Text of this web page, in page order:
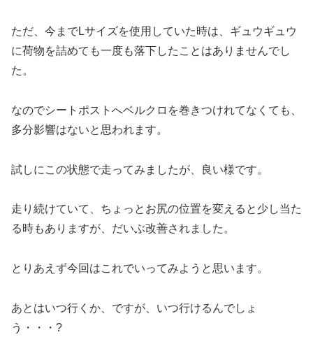
ただ、今までLサイズを使用していた時は、ギュウギュウ
に荷物を詰めても一度も落下したことはありませんでし
た。
なのでシートポストへベルクロを巻きつけれてなくても、
多分影響はないと思われます。
試しにこの状態で走ってみましたが、良い様です。
走り続けていて、ちょっとお尻の位置を変えると少し当た
る時もありますが、だいぶ改善されました。
とりあえず今回はこれでいってみようと思います。
あとはいつ行くか、ですが、いつ行けるんでしょ
う・・・?